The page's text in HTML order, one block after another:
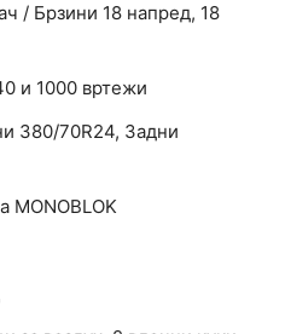
/ Брзини 18 напред, 18
и 1000 вртежи
380/70R24, Задни
MONOBLOK